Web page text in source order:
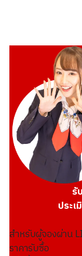
รั
ประ
สำหรับผู้จองผ่าน
ราคารับซื้อ